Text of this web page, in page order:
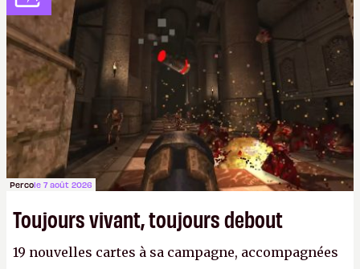
en monstruosités pour vous mordiller la carotide.
Un lundi au bureau quoi.
Percole 7 août 2026
Toujours vivant, toujours debout
19 nouvelles cartes à sa campagne, accompagnées